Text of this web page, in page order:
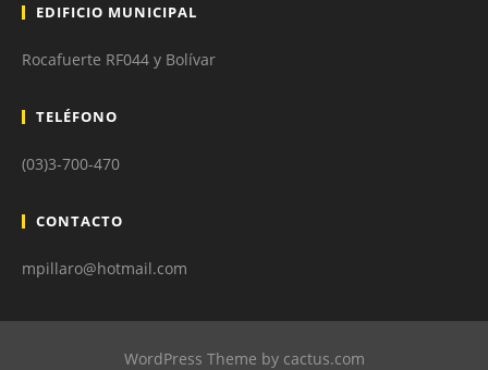
EDIFICIO MUNICIPAL
Rocafuerte RF044 y Bolívar
TELÉFONO
(03)3-700-470
CONTACTO
mpillaro@hotmail.com
WordPress Theme by cactus.com